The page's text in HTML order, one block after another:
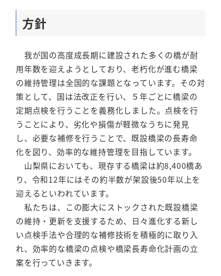
方針
我が国の高度成長期に建設された多くの橋が耐
用年数を迎えようとしており、老朽化が進む橋梁
の維持管理は全国的な課題となっています。その対
策として、国は法改正を行い、５年ごとに橋梁の
定期点検を行うことを義務化しました。点検を行
うことにより、劣化や損傷が軽微なうちに発見
し、必要な補修を行うことで、既設橋梁の長寿命
化を図り、効率的な維持管理を目指しています。
山梨県においても、現存する橋梁は約8,400橋あ
り、令和12年にはその約半数が架設後50年以上を
迎えるといわれています。
私たちは、この膨大にストックされた既設橋梁
の維持・更新を支援するため、日々進化する新し
い点検手法や合理的な補修技術を積極的に取り入
れ、効率的な橋梁の点検や橋梁長寿命化計画の立
案を行っていきます。